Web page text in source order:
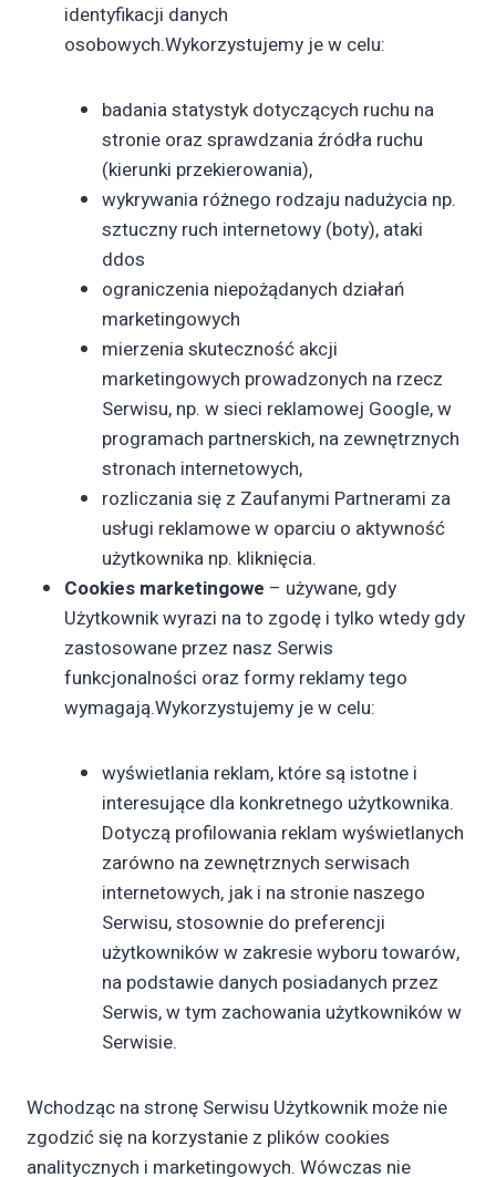
identyfikacji danych
osobowych.Wykorzystujemy je w celu:
badania statystyk dotyczących ruchu na
stronie oraz sprawdzania źródła ruchu
(kierunki przekierowania),
wykrywania różnego rodzaju nadużycia np.
sztuczny ruch internetowy (boty), ataki
ddos
ograniczenia niepożądanych działań
marketingowych
mierzenia skuteczność akcji
marketingowych prowadzonych na rzecz
Serwisu, np. w sieci reklamowej Google, w
programach partnerskich, na zewnętrznych
stronach internetowych,
rozliczania się z Zaufanymi Partnerami za
usługi reklamowe w oparciu o aktywność
użytkownika np. kliknięcia.
Cookies marketingowe – używane, gdy
Użytkownik wyrazi na to zgodę i tylko wtedy gdy
zastosowane przez nasz Serwis
funkcjonalności oraz formy reklamy tego
wymagają.Wykorzystujemy je w celu:
wyświetlania reklam, które są istotne i
interesujące dla konkretnego użytkownika.
Dotyczą profilowania reklam wyświetlanych
zarówno na zewnętrznych serwisach
internetowych, jak i na stronie naszego
Serwisu, stosownie do preferencji
użytkowników w zakresie wyboru towarów,
na podstawie danych posiadanych przez
Serwis, w tym zachowania użytkowników w
Serwisie.
Wchodząc na stronę Serwisu Użytkownik może nie
zgodzić się na korzystanie z plików cookies
analitycznych i marketingowych. Wówczas nie